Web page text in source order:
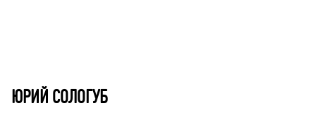
ЮРИЙ СОЛОГУБ